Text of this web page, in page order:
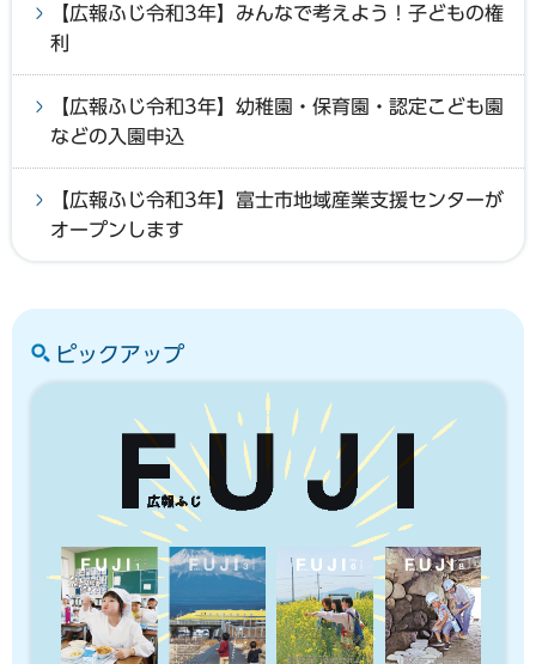
【広報ふじ令和3年】みんなで考えよう！子どもの権
利
【広報ふじ令和3年】幼稚園・保育園・認定こども園
などの入園申込
【広報ふじ令和3年】富士市地域産業支援センターが
オープンします
ピックアップ